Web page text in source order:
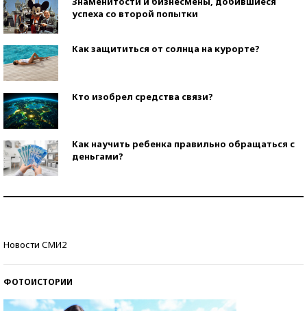
успеха со второй попытки
Как защититься от солнца на курорте?
Кто изобрел средства связи?
Как научить ребенка правильно обращаться с
деньгами?
Новости СМИ2
ФОТОИСТОРИИ